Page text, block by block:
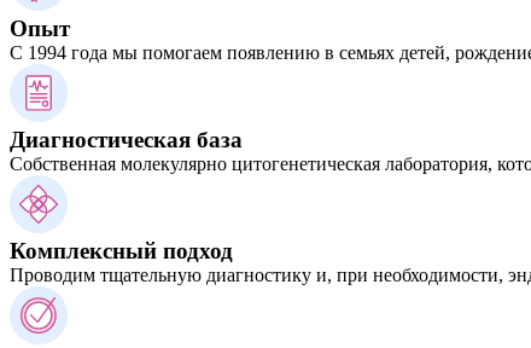
Опыт
С 1994 года мы помогаем появлению в семьях детей,
Диагностическая база
Собственная молекулярно цитогенетическая лаборатория,
Комплексный подход
Проводим тщательную диагностику и, при необходимости,